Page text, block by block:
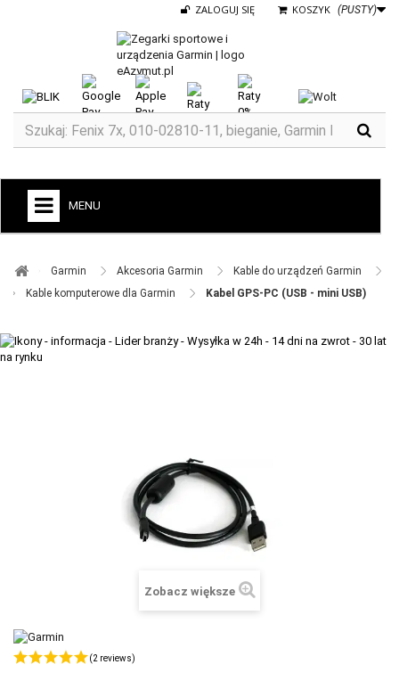
KOSZYK (PUSTY)
ZALOGUJ SIĘ
MENU
ZEGARKI DO BIEGANIA
TACX
WENGER ZEGARKI
ORIENT ZEGARKI
Garmin ​ Akcesoria Garmin ​
Kable do urządzeń Garmin ​
Kable komputerowe dla Garmin ​
Kabel GPS-PC (USB - mini USB)
Zobacz większe
(2 reviews)